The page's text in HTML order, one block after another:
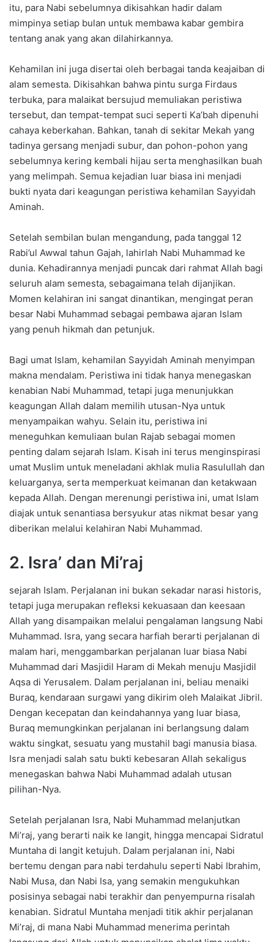
itu, para Nabi sebelumnya dikisahkan hadir dalam
mimpinya setiap bulan untuk membawa kabar gembira
tentang anak yang akan dilahirkannya.
Kehamilan ini juga disertai oleh berbagai tanda keajaiban di
alam semesta. Dikisahkan bahwa pintu surga Firdaus
terbuka, para malaikat bersujud memuliakan peristiwa
tersebut, dan tempat-tempat suci seperti Ka’bah dipenuhi
cahaya keberkahan. Bahkan, tanah di sekitar Mekah yang
tadinya gersang menjadi subur, dan pohon-pohon yang
sebelumnya kering kembali hijau serta menghasilkan buah
yang melimpah. Semua kejadian luar biasa ini menjadi
bukti nyata dari keagungan peristiwa kehamilan Sayyidah
Aminah.
Setelah sembilan bulan mengandung, pada tanggal 12
Rabi’ul Awwal tahun Gajah, lahirlah Nabi Muhammad ke
dunia. Kehadirannya menjadi puncak dari rahmat Allah bagi
seluruh alam semesta, sebagaimana telah dijanjikan.
Momen kelahiran ini sangat dinantikan, mengingat peran
besar Nabi Muhammad sebagai pembawa ajaran Islam
yang penuh hikmah dan petunjuk.
Bagi umat Islam, kehamilan Sayyidah Aminah menyimpan
makna mendalam. Peristiwa ini tidak hanya menegaskan
kenabian Nabi Muhammad, tetapi juga menunjukkan
keagungan Allah dalam memilih utusan-Nya untuk
menyampaikan wahyu. Selain itu, peristiwa ini
meneguhkan kemuliaan bulan Rajab sebagai momen
penting dalam sejarah Islam. Kisah ini terus menginspirasi
umat Muslim untuk meneladani akhlak mulia Rasulullah dan
keluarganya, serta memperkuat keimanan dan ketakwaan
kepada Allah. Dengan merenungi peristiwa ini, umat Islam
diajak untuk senantiasa bersyukur atas nikmat besar yang
diberikan melalui kelahiran Nabi Muhammad.
2. Isra’ dan Mi’raj
sejarah Islam. Perjalanan ini bukan sekadar narasi historis,
tetapi juga merupakan refleksi kekuasaan dan keesaan
Allah yang disampaikan melalui pengalaman langsung Nabi
Muhammad. Isra, yang secara harfiah berarti perjalanan di
malam hari, menggambarkan perjalanan luar biasa Nabi
Muhammad dari Masjidil Haram di Mekah menuju Masjidil
Aqsa di Yerusalem. Dalam perjalanan ini, beliau menaiki
Buraq, kendaraan surgawi yang dikirim oleh Malaikat Jibril.
Dengan kecepatan dan keindahannya yang luar biasa,
Buraq memungkinkan perjalanan ini berlangsung dalam
waktu singkat, sesuatu yang mustahil bagi manusia biasa.
Isra menjadi salah satu bukti kebesaran Allah sekaligus
menegaskan bahwa Nabi Muhammad adalah utusan
pilihan-Nya.
Setelah perjalanan Isra, Nabi Muhammad melanjutkan
Mi’raj, yang berarti naik ke langit, hingga mencapai Sidratul
Muntaha di langit ketujuh. Dalam perjalanan ini, Nabi
bertemu dengan para nabi terdahulu seperti Nabi Ibrahim,
Nabi Musa, dan Nabi Isa, yang semakin mengukuhkan
posisinya sebagai nabi terakhir dan penyempurna risalah
kenabian. Sidratul Muntaha menjadi titik akhir perjalanan
Mi’raj, di mana Nabi Muhammad menerima perintah